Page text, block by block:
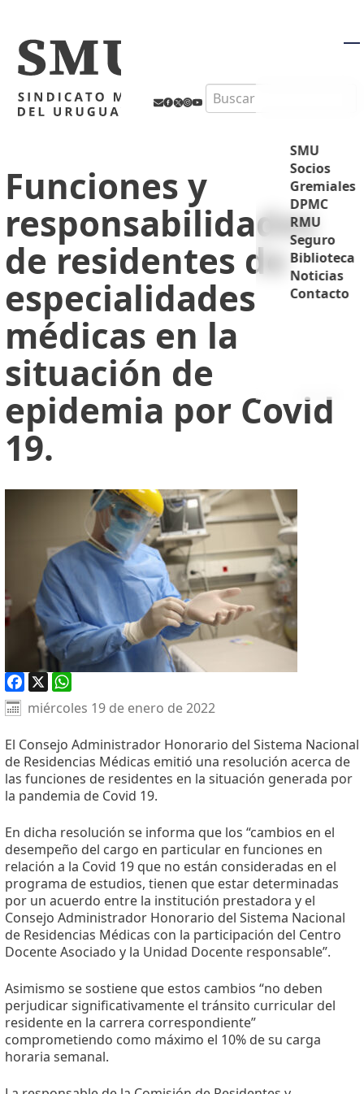
Search
SMU
Socios
Gremiales
DPMC
RMU
Seguro
Biblioteca
Noticias
Contacto
Funciones y
responsabilidades
de residentes de
especialidades
médicas en la
situación de
epidemia por Covid
19.
Facebook
X WhatsApp
miércoles 19 de enero de 2022
El Consejo Administrador Honorario del Sistema Nacional
de Residencias Médicas emitió una resolución acerca de
las funciones de residentes en la situación generada por
la pandemia de Covid 19.
En dicha resolución se informa que los “cambios en el
desempeño del cargo en particular en funciones en
relación a la Covid 19 que no están consideradas en el
programa de estudios, tienen que estar determinadas
por un acuerdo entre la institución prestadora y el
Consejo Administrador Honorario del Sistema Nacional
de Residencias Médicas con la participación del Centro
Docente Asociado y la Unidad Docente responsable”.
Asimismo se sostiene que estos cambios “no deben
perjudicar significativamente el tránsito curricular del
residente en la carrera correspondiente”
comprometiendo como máximo el 10% de su carga
horaria semanal.